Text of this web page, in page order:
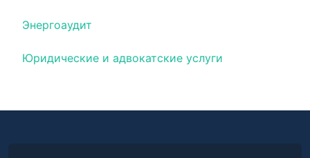
Энергоаудит
Юридические и адвокатские услуги